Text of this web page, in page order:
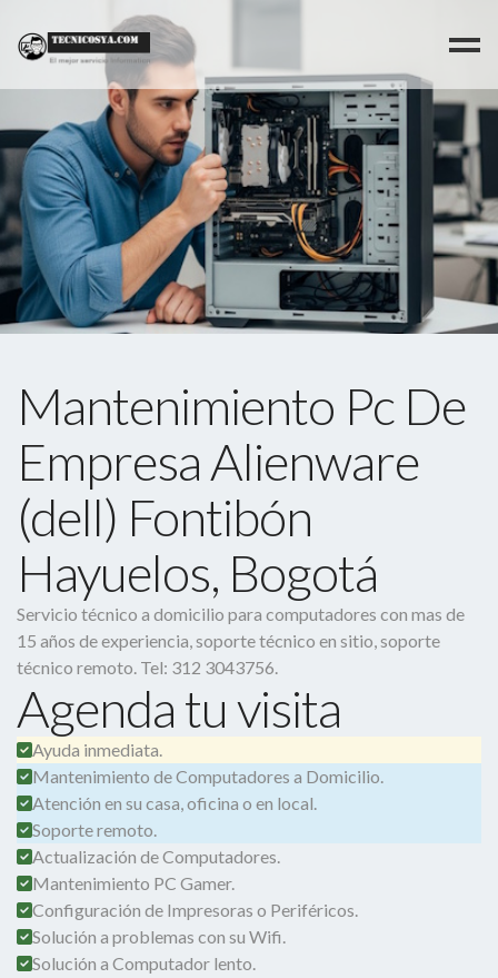
Mantenimiento Pc De
Empresa Alienware
(dell) Fontibón
Hayuelos, Bogotá
Servicio técnico a domicilio para computadores con mas de
15 años de experiencia, soporte técnico en sitio, soporte
técnico remoto. Tel: 312 3043756.
Agenda tu visita
Ayuda inmediata.
Mantenimiento de Computadores a Domicilio.
Atención en su casa, oficina o en local.
Soporte remoto.
Actualización de Computadores.
Mantenimiento PC Gamer.
Configuración de Impresoras o Periféricos.
Solución a problemas con su Wifi.
Solución a Computador lento.